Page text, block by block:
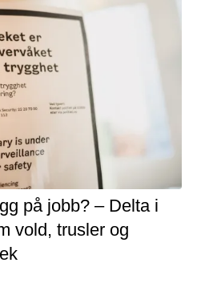
på jobb? – Delta i
vold, trusler og